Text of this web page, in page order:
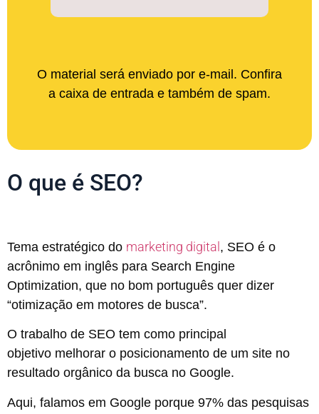
O material será enviado por e-mail. Confira
a caixa de entrada e também de spam.
O que é SEO?
Tema estratégico do marketing digital , SEO é o
acrônimo em inglês para Search Engine
Optimization, que no bom português quer dizer
“otimização em motores de busca”.
O trabalho de SEO tem como principal
objetivo melhorar o posicionamento de um site no
resultado orgânico da busca no Google.
Aqui, falamos em Google porque 97% das pesquisas